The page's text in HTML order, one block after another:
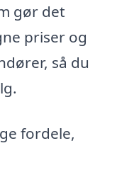
gør det
priser og
så du
fordele,